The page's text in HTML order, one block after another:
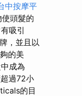
中按摩平
頭髮的
吸引
，並且以
的美
成為
過72小
的目